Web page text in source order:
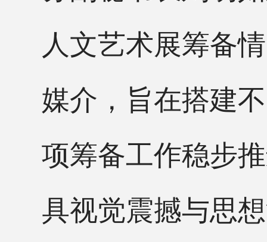
人文艺术展筹备
媒介，旨在搭建
项筹备工作稳步
具视觉震撼与思